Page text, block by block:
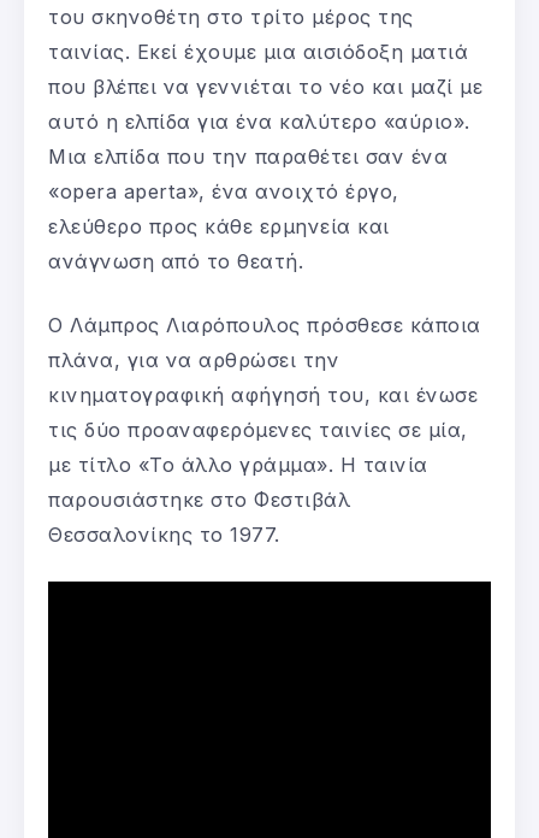
του σκηνοθέτη στο τρίτο μέρος της
ταινίας. Εκεί έχουμε μια αισιόδοξη ματιά
που βλέπει να γεννιέται το νέο και μαζί με
αυτό η ελπίδα για ένα καλύτερο «αύριο».
Μια ελπίδα που την παραθέτει σαν ένα
«opera aperta», ένα ανοιχτό έργο,
ελεύθερο προς κάθε ερμηνεία και
ανάγνωση από το θεατή.
Ο Λάμπρος Λιαρόπουλος πρόσθεσε κάποια
πλάνα, για να αρθρώσει την
κινηματογραφική αφήγησή του, και ένωσε
τις δύο προαναφερόμενες ταινίες σε μία,
με τίτλο «Το άλλο γράμμα». Η ταινία
παρουσιάστηκε στο Φεστιβάλ
Θεσσαλονίκης το 1977.